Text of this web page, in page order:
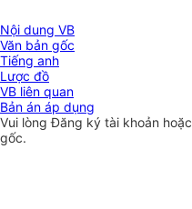
Nội dung VB
Văn bản gốc
Tiếng anh
Lược đồ
VB liên quan
Bản án áp dụng
Vui lòngĐăng ký tài khoản hoặc
gốc.